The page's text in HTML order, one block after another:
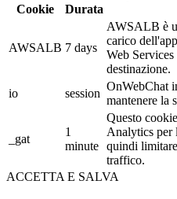
Cookie
Durata
AWSALB 7 days
AWSALB è
carico
Web Services
destinazione.
io
session
OnWebChat
mantenere la
_gat
1
minute
Questo
Analytics per
quindi
traffico.
ACCETTA E SALVA